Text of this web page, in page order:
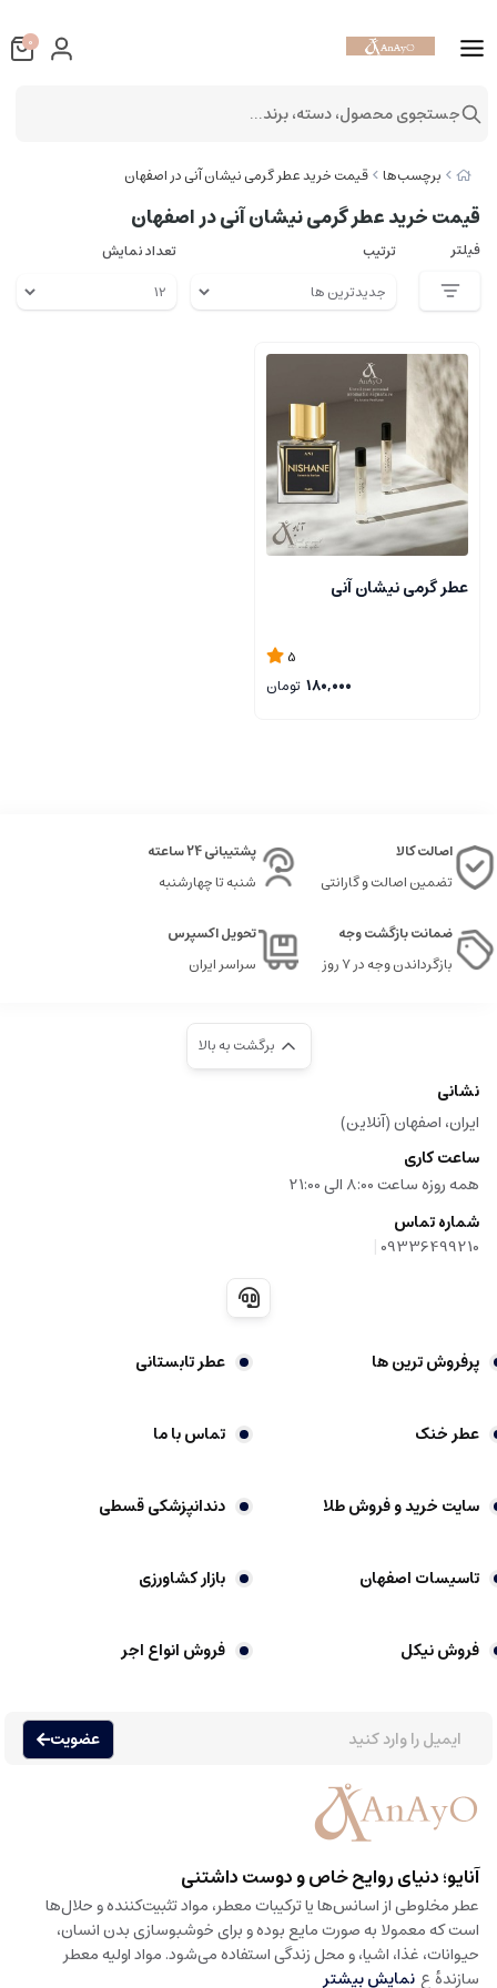
برچسب‌ها قیمت خرید عطر گرمی نیشان آنی در اصفهان
قیمت خرید عطر گرمی نیشان آنی در اصفهان
فیلتر ترتیب تعداد نمایش
عطر گرمی نیشان آنی
5
180,000 تومان
اصالت کالا
تضمین اصالت و گارانتی
پشتیبانی 24 ساعته
شنبه تا چهارشنبه
ضمانت بازگشت وجه
بازگرداندن وجه در ۷ روز
تحویل اکسپرس
سراسر ایران
برگشت به بالا
نشانی
ایران، اصفهان (آنلاین)
ساعت کاری
همه روزه ساعت 8:00 الی 21:00
شماره تماس
09336499210
|
پرفروش ترین ها عطر تابستانی
عطر خنک تماس با ما
سایت خرید و فروش طلا دندانپزشکی قسطی
تاسیسات اصفهان بازار کشاورزی
فروش نیکل فروش انواع اجر
عضویت
آنایو؛ دنیای روایح خاص و دوست داشتنی
عطر مخلوطی از اسانس‌ها یا ترکیبات معطر، مواد تثبیت‌کننده و حلال‌ها
است که معمولا به صورت مایع بوده و برای خوشبوسازی بدن انسان،
حیوانات، غذا، اشیا، و محل زندگی استفاده می‌شود. مواد اولیه معطر
سازندهٔ ع نمایش بیشتر
0
جستجوی محصول، دسته، برند...